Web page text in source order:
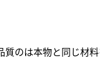
のは本物と同じ材